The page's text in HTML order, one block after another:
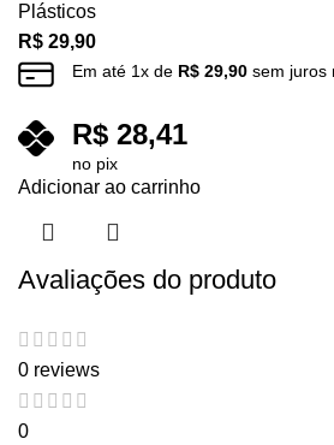
Plásticos
R$ 29,90
Em até 1x de R$ 29,90 sem juros
R$ 28,41
no pix
Adicionar ao carrinho
Avaliações do produto
0 reviews
0